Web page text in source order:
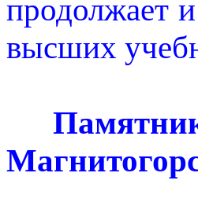
продолжает
высших